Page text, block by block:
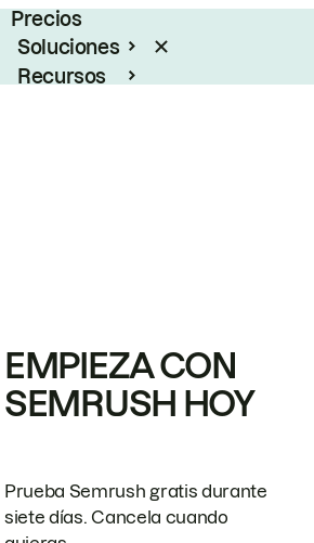
Precios
Soluciones
Recursos
EMPIEZA CON
SEMRUSH HOY
Prueba Semrush gratis durante
siete días. Cancela cuando